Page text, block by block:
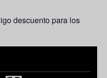
descuento para los